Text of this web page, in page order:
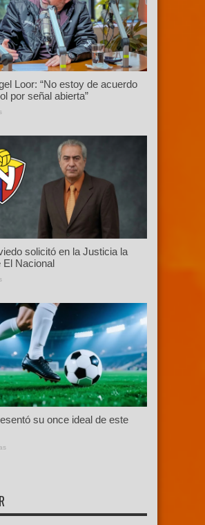
Loor: “No estoy de acuerdo
por señal abierta”
solicitó en la Justicia la
El Nacional
su once ideal de este